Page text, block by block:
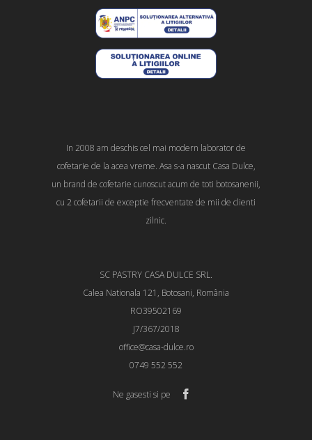
In 2008 am deschis cel mai modern laborator de
cofetarie de la acea vreme. Asa s-a nascut Casa Dulce,
un brand de cofetarie cunoscut acum de toti botosanenii,
cu 2 cofetarii de exceptie frecventate de mii de clienti
zilnic.
SC PASTRY CASA DULCE SRL.
Calea Nationala 121, Botosani, România
RO39502169
J7/367/2018
office@casa-dulce.ro
0749 552 552
Ne gasesti si pe